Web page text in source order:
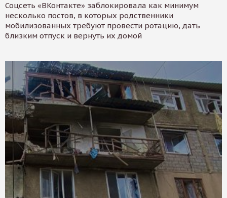
Соцсеть «ВКонтакте» заблокировала как минимум
несколько постов, в которых родственники
мобилизованных требуют провести ротацию, дать
близким отпуск и вернуть их домой